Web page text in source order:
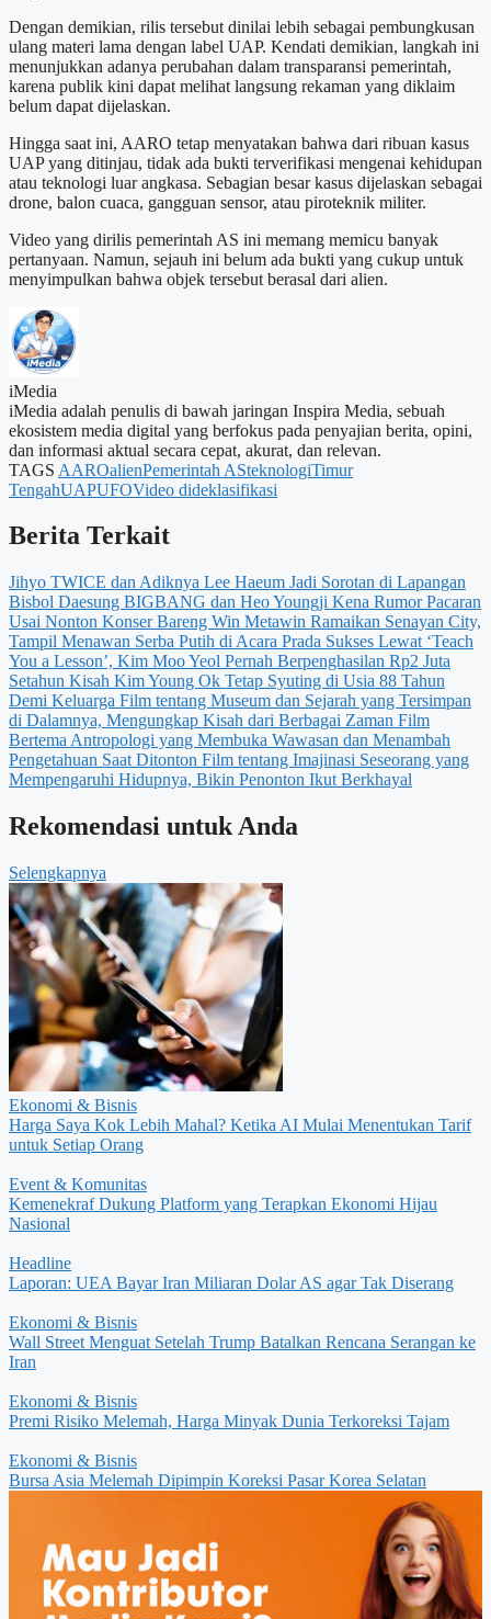
Dengan demikian, rilis tersebut dinilai lebih sebagai pembungkusan
ulang materi lama dengan label UAP. Kendati demikian, langkah ini
menunjukkan adanya perubahan dalam transparansi pemerintah,
karena publik kini dapat melihat langsung rekaman yang diklaim
belum dapat dijelaskan.
Hingga saat ini, AARO tetap menyatakan bahwa dari ribuan kasus
UAP yang ditinjau, tidak ada bukti terverifikasi mengenai kehidupan
atau teknologi luar angkasa. Sebagian besar kasus dijelaskan sebagai
drone, balon cuaca, gangguan sensor, atau piroteknik militer.
Video yang dirilis pemerintah AS ini memang memicu banyak
pertanyaan. Namun, sejauh ini belum ada bukti yang cukup untuk
menyimpulkan bahwa objek tersebut berasal dari alien.
iMedia
iMedia adalah penulis di bawah jaringan Inspira Media, sebuah
ekosistem media digital yang berfokus pada penyajian berita, opini,
dan informasi aktual secara cepat, akurat, dan relevan.
TAGS AAROalienPemerintah ASteknologiTimur
TengahUAPUFOVideo dideklasifikasi
Berita Terkait
Jihyo TWICE dan Adiknya Lee Haeum Jadi Sorotan di Lapangan
Bisbol Daesung BIGBANG dan Heo Youngji Kena Rumor Pacaran
Usai Nonton Konser Bareng Win Metawin Ramaikan Senayan City,
Tampil Menawan Serba Putih di Acara Prada Sukses Lewat ‘Teach
You a Lesson’, Kim Moo Yeol Pernah Berpenghasilan Rp2 Juta
Setahun Kisah Kim Young Ok Tetap Syuting di Usia 88 Tahun
Demi Keluarga Film tentang Museum dan Sejarah yang Tersimpan
di Dalamnya, Mengungkap Kisah dari Berbagai Zaman Film
Bertema Antropologi yang Membuka Wawasan dan Menambah
Pengetahuan Saat Ditonton Film tentang Imajinasi Seseorang yang
Mempengaruhi Hidupnya, Bikin Penonton Ikut Berkhayal
Rekomendasi untuk Anda
Selengkapnya
Ekonomi & Bisnis
Harga Saya Kok Lebih Mahal? Ketika AI Mulai Menentukan Tarif
untuk Setiap Orang
Event & Komunitas
Kemenekraf Dukung Platform yang Terapkan Ekonomi Hijau
Nasional
Headline
Laporan: UEA Bayar Iran Miliaran Dolar AS agar Tak Diserang
Ekonomi & Bisnis
Wall Street Menguat Setelah Trump Batalkan Rencana Serangan ke
Iran
Ekonomi & Bisnis
Premi Risiko Melemah, Harga Minyak Dunia Terkoreksi Tajam
Ekonomi & Bisnis
Bursa Asia Melemah Dipimpin Koreksi Pasar Korea Selatan